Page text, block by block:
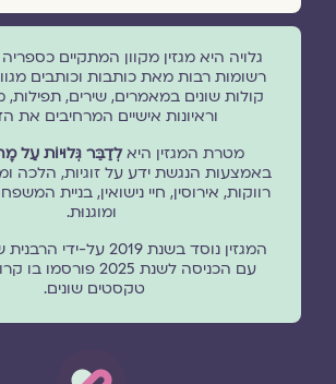
גלויה היא מגזין מקוון המתקיים
רשומות רבות מאת כותבות וכותבים
קולות שונים במאמרים, שירים, תפילות,
וראיונות אישיים המרחיבים את
מטרת המגזין היאלְדַבֵּר גְּלוּיוֹת עַל
באמצעות הנגשת ידע על זוגיות, הלכה
רווקות, אירוסין, חיי נישואין, בניית
ומוגנוּת.
המגזין נוסד בשנת 2019
טקסטים שונים.